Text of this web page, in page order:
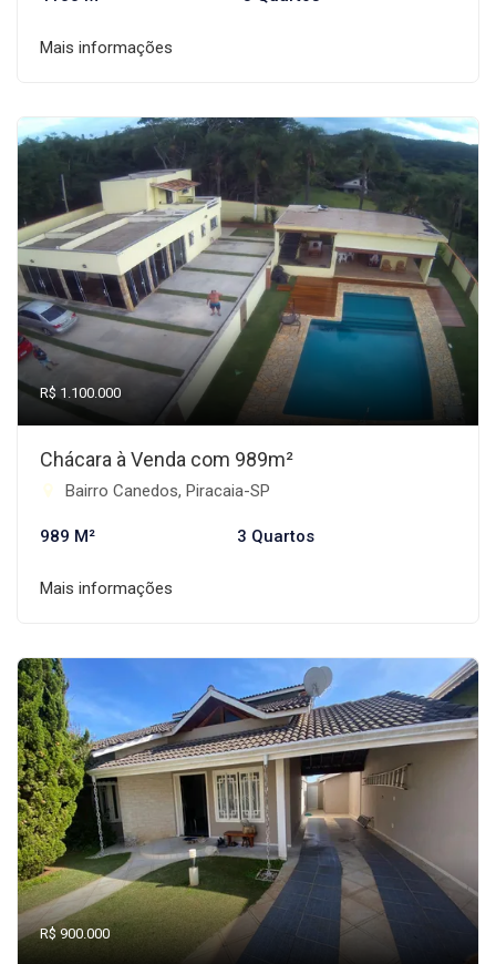
Mais informações
R$ 1.100.000
Chácara à Venda com 989m²
Bairro Canedos, Piracaia-SP
989 M² 3 Quartos
Mais informações
R$ 900.000